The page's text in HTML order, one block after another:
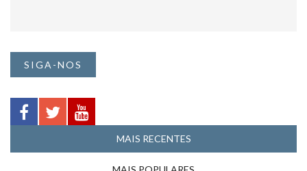
SIGA-NOS
MAIS RECENTES